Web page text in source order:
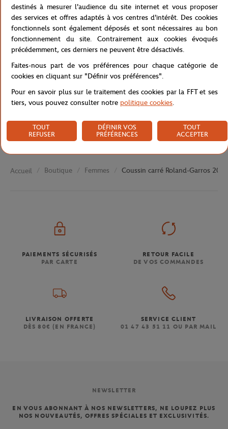
Référence : RCOU0118-MLT-TU
Caractéristiques
Livraison et retours
Accueil Boutique Femmes Coussin carré Roland-Garros
PAIEMENTS SÉCURISÉS
PAR CARTE
RETOUR FACILE
DE VOS COMMANDES
LIVRAISON OFFERTE
DÈS 80€ (EN FRANCE)
SERVICE CLIENT
01 47 43 51 11 OU PAR MAIL
NEWSLETTER
EN VOUS ABONNANT À NOS NEWSLETTERS, NE LOUPEZ PLUS
NOS NOUVEAUTÉS, OFFRES SPÉCIALES ET EXCLUSIVITÉS.
destinés à mesurer l'audience du site internet et vous proposer
des services et offres adaptés à vos centres d'intérêt. Des cookies
fonctionnels sont également déposés et sont nécessaires au bon
fonctionnement du site. Contrairement aux cookies évoqués
précédemment, ces derniers ne peuvent être désactivés.
Faites-nous part de vos préférences pour chaque catégorie de
cookies en cliquant sur "Définir vos préférences".
Pour en savoir plus sur le traitement des cookies par la FFT et ses
tiers, vous pouvez consulter notre politique cookies.
TOUT
REFUSER
DÉFINIR VOS
PRÉFÉRENCES
TOUT
ACCEPTER